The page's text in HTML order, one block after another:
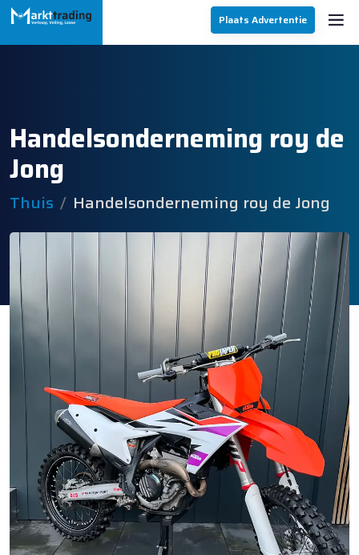
Plaats Advertentie
Handelsonderneming roy de
Jong
Thuis Handelsonderneming roy de Jong